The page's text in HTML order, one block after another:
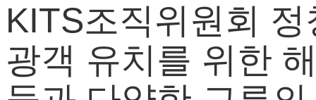
KITS조직위원회
광객 유치를 위한